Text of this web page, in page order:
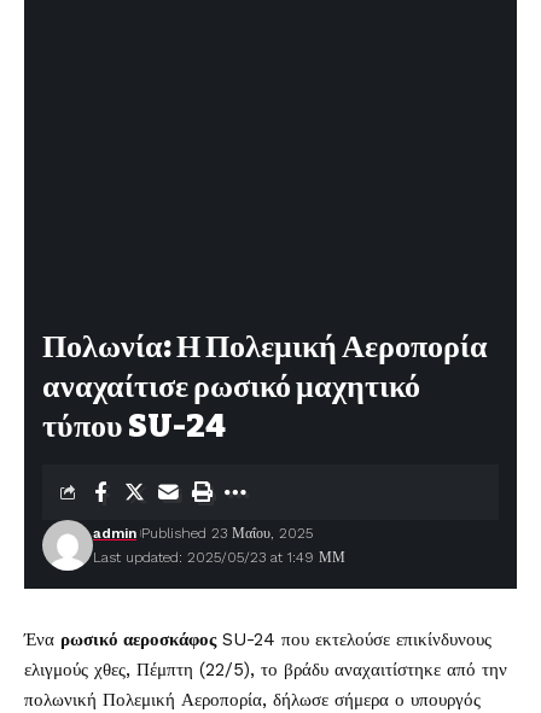
Πολωνία: Η Πολεμική Αεροπορία
αναχαίτισε ρωσικό μαχητικό
τύπου SU-24
Last updated: 2025/05/23 at 1:49 ΜΜ
admin Published 23 Μαΐου, 2025
Ένα ρωσικό αεροσκάφοςSU-24 που εκτελούσε επικίνδυνους
ελιγμούς χθες, Πέμπτη (22/5), το βράδυ αναχαιτίστηκε από την
πολωνική Πολεμική Αεροπορία, δήλωσε σήμερα ο υπουργός